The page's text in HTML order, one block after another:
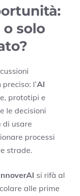
solo
l’AI
prototipi e
le decisioni
di usare
processi
strade.
si rifà al
alle prime